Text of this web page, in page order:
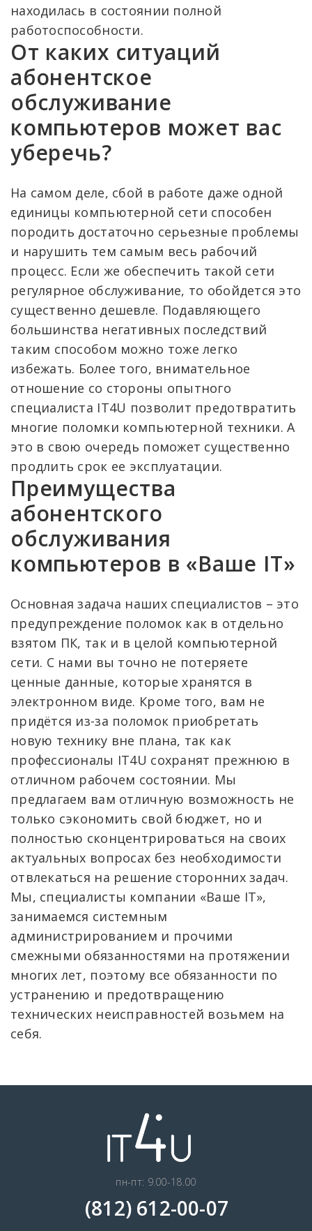
находилась в состоянии полной
работоспособности.
От каких ситуаций
абонентское
обслуживание
компьютеров может вас
уберечь?
На самом деле, сбой в работе даже одной
единицы компьютерной сети способен
породить достаточно серьезные проблемы
и нарушить тем самым весь рабочий
процесс. Если же обеспечить такой сети
регулярное обслуживание, то обойдется это
существенно дешевле. Подавляющего
большинства негативных последствий
таким способом можно тоже легко
избежать. Более того, внимательное
отношение со стороны опытного
специалиста IT4U позволит предотвратить
многие поломки компьютерной техники. А
это в свою очередь поможет существенно
продлить срок ее эксплуатации.
Преимущества
абонентского
обслуживания
компьютеров в «Ваше IT»
Основная задача наших специалистов – это
предупреждение поломок как в отдельно
взятом ПК, так и в целой компьютерной
сети. С нами вы точно не потеряете
ценные данные, которые хранятся в
электронном виде. Кроме того, вам не
придётся из-за поломок приобретать
новую технику вне плана, так как
профессионалы IT4U сохранят прежнюю в
отличном рабочем состоянии. Мы
предлагаем вам отличную возможность не
только сэкономить свой бюджет, но и
полностью сконцентрироваться на своих
актуальных вопросах без необходимости
отвлекаться на решение сторонних задач.
Мы, специалисты компании «Ваше IT»,
занимаемся системным
администрированием и прочими
смежными обязанностями на протяжении
многих лет, поэтому все обязанности по
устранению и предотвращению
технических неисправностей возьмем на
себя.
пн-пт: 9.00-18.00
(812) 612-00-07